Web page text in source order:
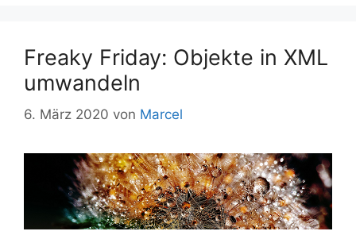
Freaky Friday: Objekte in XML
umwandeln
6. März 2020 von Marcel